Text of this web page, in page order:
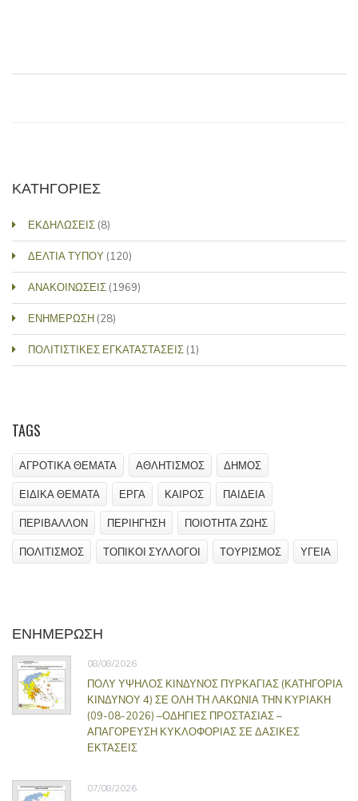
ΚΑΤΗΓΟΡΙΕΣ
ΕΚΔΗΛΩΣΕΙΣ (8)
ΔΕΛΤΙΑ ΤΥΠΟΥ (120)
ΑΝΑΚΟΙΝΩΣΕΙΣ (1969)
ΕΝΗΜΕΡΩΣΗ (28)
ΠΟΛΙΤΙΣΤΙΚΕΣ ΕΓΚΑΤΑΣΤΑΣΕΙΣ (1)
TAGS
ΑΓΡΟΤΙΚΑ ΘΕΜΑΤΑ ΑΘΛΗΤΙΣΜΟΣ ΔΗΜΟΣ
ΕΙΔΙΚΑ ΘΕΜΑΤΑ ΕΡΓΑ ΚΑΙΡΟΣ ΠΑΙΔΕΙΑ
ΠΕΡΙΒΑΛΛΟΝ ΠΕΡΙΗΓΗΣΗ ΠΟΙΟΤΗΤΑ ΖΩΗΣ
ΠΟΛΙΤΙΣΜΟΣ ΤΟΠΙΚΟΙ ΣΥΛΛΟΓΟΙ ΤΟΥΡΙΣΜΟΣ ΥΓΕΙΑ
ΕΝΗΜΕΡΩΣΗ
08/08/2026
ΠΟΛΥ ΥΨΗΛΟΣ ΚΙΝΔΥΝΟΣ ΠΥΡΚΑΓΙΑΣ (ΚΑΤΗΓΟΡΙΑ
ΚΙΝΔΥΝΟΥ 4) ΣΕ ΟΛΗ ΤΗ ΛΑΚΩΝΙΑ ΤΗΝ ΚΥΡΙΑΚΗ
(09-08-2026) –ΟΔΗΓΙΕΣ ΠΡΟΣΤΑΣΙΑΣ –
ΑΠΑΓΟΡΕΥΣΗ ΚΥΚΛΟΦΟΡΙΑΣ ΣΕ ΔΑΣΙΚΕΣ
ΕΚΤΑΣΕΙΣ
07/08/2026